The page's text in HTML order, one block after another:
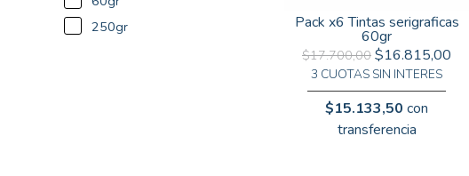
250gr
Pack x6 Tintas serigraficas
60gr
$17.700,00 $16.815,00
3 CUOTAS SIN INTERES
$15.133,50 con
transferencia